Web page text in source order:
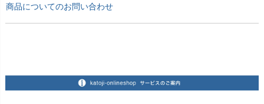
商品についてのお問い合わせ